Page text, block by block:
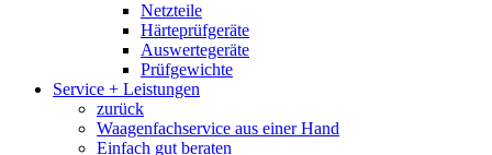
Netzteile
Härteprüfgeräte
Auswertegeräte
Prüfgewichte
Service + Leistungen
zurück
Waagenfachservice aus einer Hand
Einfach gut beraten